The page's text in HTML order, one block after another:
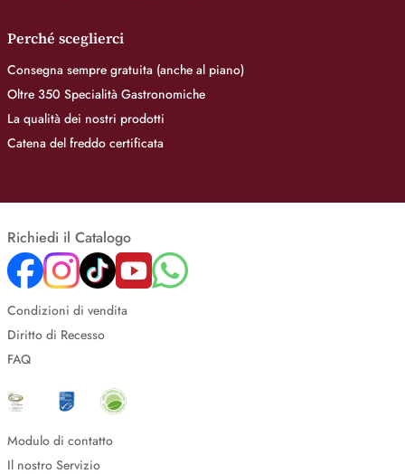
Perché sceglierci
Consegna sempre gratuita (anche al piano)
Oltre 350 Specialità Gastronomiche
La qualità dei nostri prodotti
Catena del freddo certificata
Richiedi il Catalogo
Condizioni di vendita
Diritto di Recesso
FAQ
Modulo di contatto
Il nostro Servizio